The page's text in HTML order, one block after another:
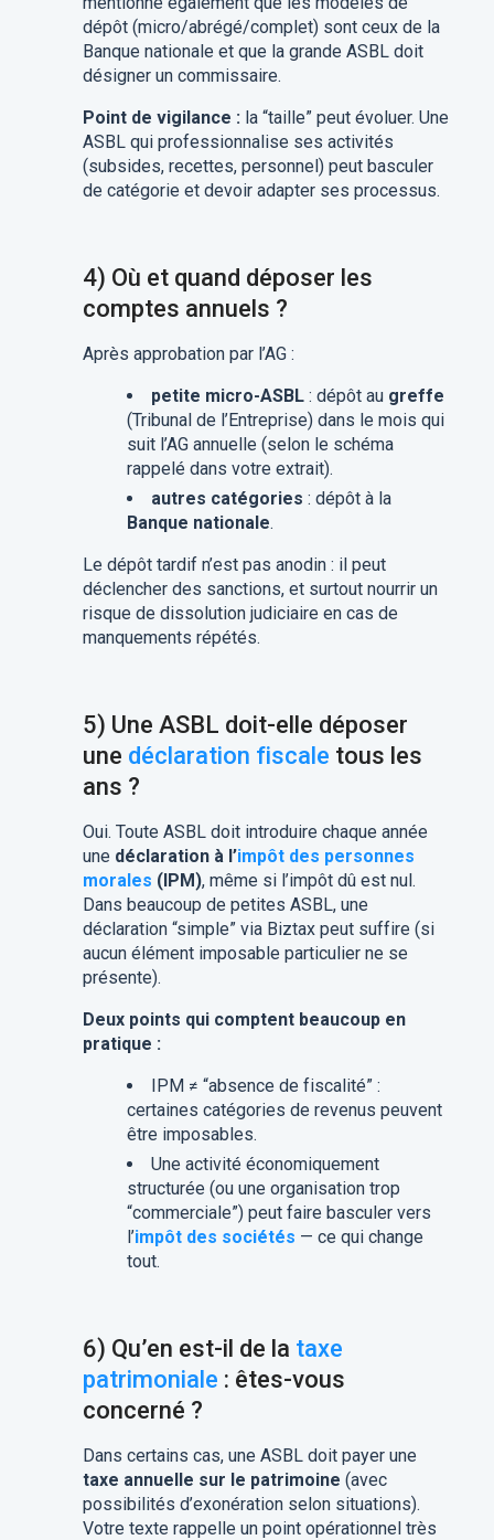
dépôt (micro/abrégé/complet) sont ceux de la
Banque nationale et que la grande ASBL doit
désigner un commissaire.
Point de vigilance :la “taille” peut évoluer. Une
ASBL qui professionnalise ses activités
(subsides, recettes, personnel) peut basculer
de catégorie et devoir adapter ses processus.
4) Où et quand déposer les
comptes annuels ?
Après approbation par l’AG :
petite micro-ASBL: dépôt au greffe
(Tribunal de l’Entreprise) dans le mois qui
suit l’AG annuelle (selon le schéma
rappelé dans votre extrait).
autres catégories : dépôt à la
Banque nationale.
Le dépôt tardif n’est pas anodin : il peut
déclencher des sanctions, et surtout nourrir un
risque de dissolution judiciaire en cas de
manquements répétés.
5) Une ASBL doit-elle déposer
une déclaration fiscale tous les
ans ?
Oui. Toute ASBL doit introduire chaque année
une déclaration à l’impôt des personnes
morales (IPM), même si l’impôt dû est nul.
Dans beaucoup de petites ASBL, une
déclaration “simple” via Biztax peut suffire (si
aucun élément imposable particulier ne se
présente).
Deux points qui comptent beaucoup en
pratique :
IPM ≠ “absence de fiscalité” :
certaines catégories de revenus peuvent
être imposables.
Une activité économiquement
structurée (ou une organisation trop
“commerciale”) peut faire basculer vers
l’impôt des sociétés — ce qui change
tout.
6) Qu’en est-il de la taxe
patrimoniale : êtes-vous
concerné ?
Dans certains cas, une ASBL doit payer une
taxe annuelle sur le patrimoine (avec
possibilités d’exonération selon situations).
Votre texte rappelle un point opérationnel très